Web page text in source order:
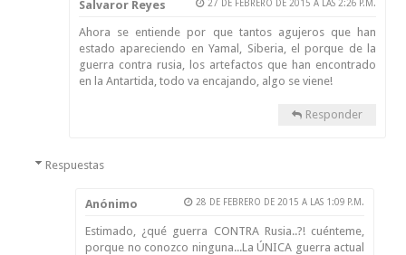
Salvaror Reyes 27 DE FEBRERO DE 2015 A LAS 2:26 P.M.
Ahora se entiende por que tantos agujeros que han
estado apareciendo en Yamal, Siberia, el porque de la
guerra contra rusia, los artefactos que han encontrado
en la Antartida, todo va encajando, algo se viene!
Responder
Respuestas
Anónimo 28 DE FEBRERO DE 2015 A LAS 1:09 P.M.
Estimado, ¿qué guerra CONTRA Rusia..?! cuénteme,
porque no conozco ninguna...La ÚNICA guerra actual